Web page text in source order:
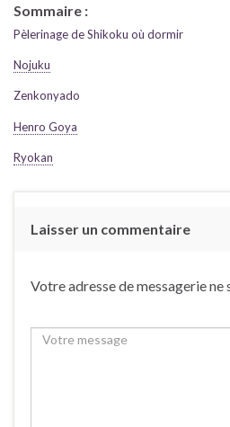
Sommaire :
Pèlerinage deShikoku où dormir
Nojuku
Zenkonyado
Henro Goya
Ryokan
Laisser un commentaire
Votre adresse de messagerie ne